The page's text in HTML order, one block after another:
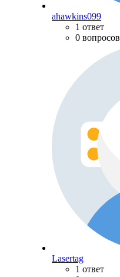
ahawkins099
1 ответ
0 вопросов
Lasertag
1 ответ